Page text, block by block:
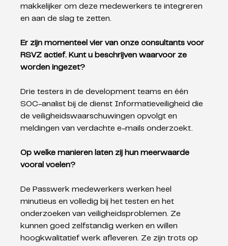
makkelijker om deze medewerkers te integreren
en aan de slag te zetten.
Er zijn momenteel vier van onze consultants voor
RSVZ actief. Kunt u beschrijven waarvoor ze
worden ingezet?
Drie testers in de development teams en één
SOC-analist bij de dienst Informatieveiligheid die
de veiligheidswaarschuwingen opvolgt en
meldingen van verdachte e-mails onderzoekt.
Op welke manieren laten zij hun meerwaarde
vooral voelen?
De Passwerk medewerkers werken heel
minutieus en volledig bij het testen en het
onderzoeken van veiligheidsproblemen. Ze
kunnen goed zelfstandig werken en willen
hoogkwalitatief werk afleveren. Ze zijn trots op